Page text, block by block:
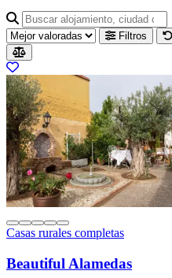
Buscar alojamiento, ciudad o
Filtros
Resultados del listado
Casas rurales completas
Beautiful Alamedas